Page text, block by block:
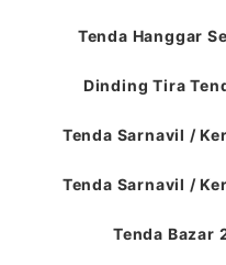
Tenda Hanggar
Dinding Tira
Tenda Sarnavil /
Tenda Sarnavil /
Tenda Bazar